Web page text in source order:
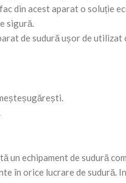
din acest aparat o soluție
sigură.
de sudură ușor de
un echipament de sudură
în orice lucrare de sudură.